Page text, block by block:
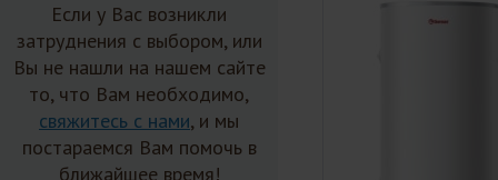
Если у Вас возникли
затруднения с выбором, или
Вы не нашли на нашем сайте
то, что Вам необходимо,
свяжитесь с нами, и мы
постараемся Вам помочь в
ближайшее время!